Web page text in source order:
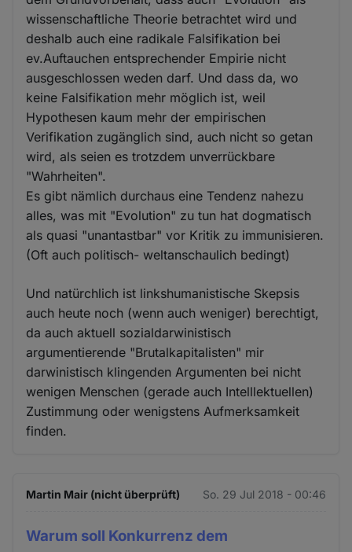
wissenschaftliche Theorie betrachtet wird und
deshalb auch eine radikale Falsifikation bei
ev.Auftauchen entsprechender Empirie nicht
ausgeschlossen weden darf. Und dass da, wo
keine Falsifikation mehr möglich ist, weil
Hypothesen kaum mehr der empirischen
Verifikation zugänglich sind, auch nicht so getan
wird, als seien es trotzdem unverrückbare
"Wahrheiten".
Es gibt nämlich durchaus eine Tendenz nahezu
alles, was mit "Evolution" zu tun hat dogmatisch
als quasi "unantastbar" vor Kritik zu immunisieren.
(Oft auch politisch- weltanschaulich bedingt)
Und natürchlich ist linkshumanistische Skepsis
auch heute noch (wenn auch weniger) berechtigt,
da auch aktuell sozialdarwinistisch
argumentierende "Brutalkapitalisten" mir
darwinistisch klingenden Argumenten bei nicht
wenigen Menschen (gerade auch Intelllektuellen)
Zustimmung oder wenigstens Aufmerksamkeit
finden.
Martin Mair (nicht überprüft) So. 29 Jul 2018 - 00:46
Warum soll Konkurrenz dem